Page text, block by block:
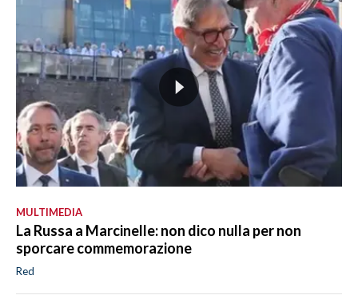
MULTIMEDIA
La Russa a Marcinelle: non dico nulla per non
sporcare commemorazione
Red